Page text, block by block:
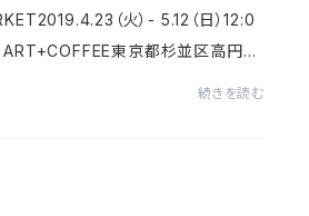
（火）- 5.12（日）12:0
東京都杉並区高円寺
続きを読む